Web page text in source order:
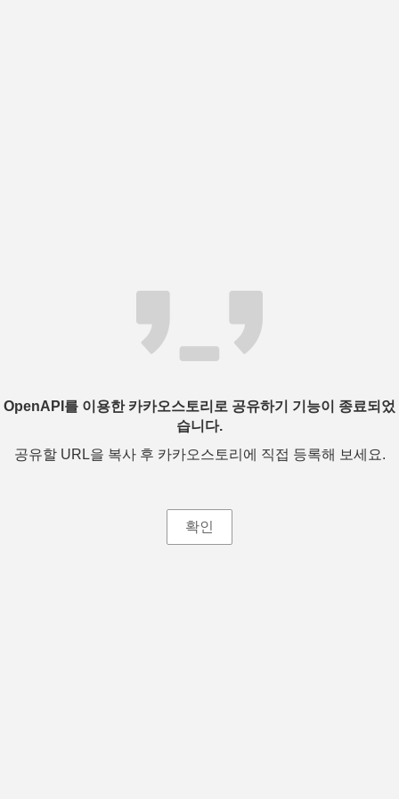
OpenAPI를 이용한 카카오스토리로 공유하기 기능이 종료되었
습니다.
공유할 URL을 복사 후 카카오스토리에 직접 등록해 보세요.
확인